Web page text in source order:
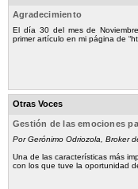
Agradecimiento
El día 30 del mes de
primer artículo en mi página de
Otras Voces
Gestión de las emociones
Por Gerónimo Odriozola, Broker
Una de las características más
con los que tuve la oportunidad